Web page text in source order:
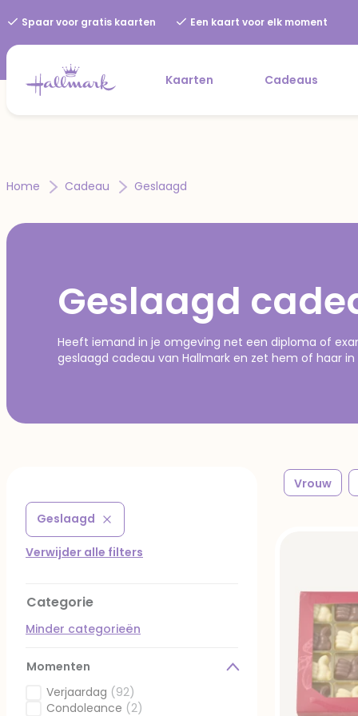
Spaar voor gratis kaarten Een kaart voor elk moment
Kaarten Cadeaus
Home Cadeau Geslaagd
Geslaagd
Heeft iemand in je omgeving net een diploma of
geslaagd cadeau van Hallmark en zet hem of haar
Geslaagd
Verwijder filter Gefilterd op Momenten: Geslaagd
Verwijder alle filters
Categorie
Minder categorieën
Momenten
Verjaardag (92)
Gefilterd op Momenten: Verjaardag
Condoleance (2)
Vrouw